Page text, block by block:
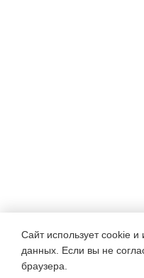
Сайт использует cookie и
данных. Если вы не
браузера.